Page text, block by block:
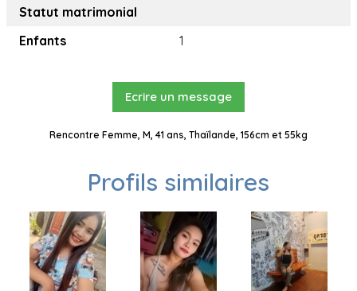
Statut matrimonial
Enfants
1
Ecrire un message
Rencontre Femme, M, 41 ans, Thaïlande, 156cm et 55kg
Profils similaires